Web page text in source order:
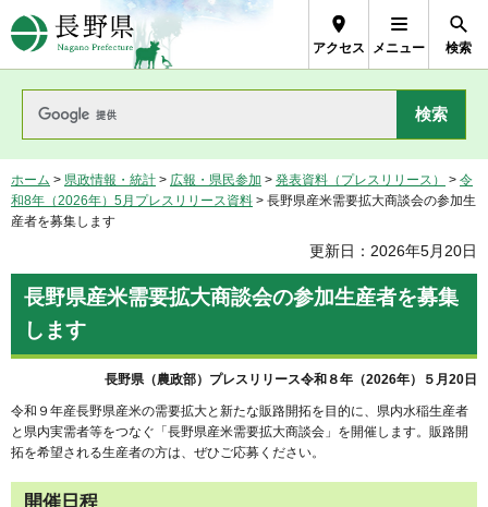
長野県Nagano Prefecture
アクセス メニュー 検索
ホーム > 県政情報・統計 > 広報・県民参加 > 発表資料（プレスリリース） > 令
和8年（2026年）5月プレスリリース資料 > 長野県産米需要拡大商談会の参加生
産者を募集します
更新日：2026年5月20日
長野県産米需要拡大商談会の参加生産者を募集
します
長野県（農政部）プレスリリース令和８年（2026年）５月20日
令和９年産長野県産米の需要拡大と新たな販路開拓を目的に、県内水稲生産者
と県内実需者等をつなぐ「長野県産米需要拡大商談会」を開催します。販路開
拓を希望される生産者の方は、ぜひご応募ください。
開催日程